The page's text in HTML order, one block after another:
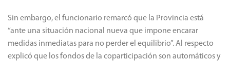
Sin embargo, el funcionario remarcó que la Provincia está
“ante una situación nacional nueva que impone encarar
medidas inmediatas para no perder el equilibrio”. Al respecto
explicó que los fondos de la coparticipación son automáticos y